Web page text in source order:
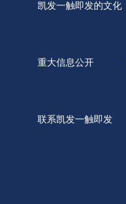
凯发一触即发的文化
重大信息公开
联系凯发一触即发